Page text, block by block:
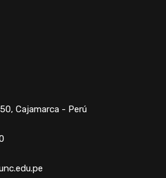
Cajamarca - Perú